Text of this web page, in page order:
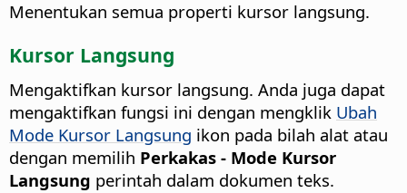
Menentukan semua properti kursor langsung.
Kursor Langsung
Mengaktifkan kursor langsung. Anda juga dapat
mengaktifkan fungsi ini dengan mengklik Ubah
Mode Kursor Langsung ikon pada bilah alat atau
dengan memilih Perkakas - Mode Kursor
Langsung perintah dalam dokumen teks.